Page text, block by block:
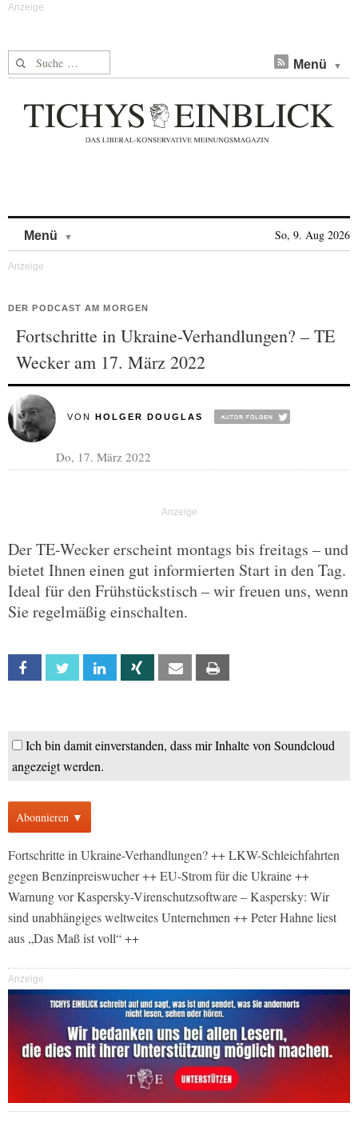
Suche nach: Menü
Menü So, 9. Aug 2026
DER PODCAST AM MORGEN
Fortschritte in Ukraine-Verhandlungen? – TE
Wecker am 17. März 2022
VON HOLGER DOUGLAS
Do, 17. März 2022
Der TE-Wecker erscheint montags bis freitags – und
bietet Ihnen einen gut informierten Start in den Tag.
Ideal für den Frühstückstisch – wir freuen uns, wenn
Sie regelmäßig einschalten.
Facebook Twitter Linkedin Xing Email
Ich bin damit einverstanden, dass mir Inhalte von Soundcloud
angezeigt werden.
Abonnieren ▼
Fortschritte in Ukraine-Verhandlungen? ++ LKW-Schleichfahrten
gegen Benzinpreiswucher ++ EU-Strom für die Ukraine ++
Warnung vor Kaspersky-Virenschutzsoftware – Kaspersky: Wir
sind unabhängiges weltweites Unternehmen ++ Peter Hahne liest
aus „Das Maß ist voll“ ++
Anzeige